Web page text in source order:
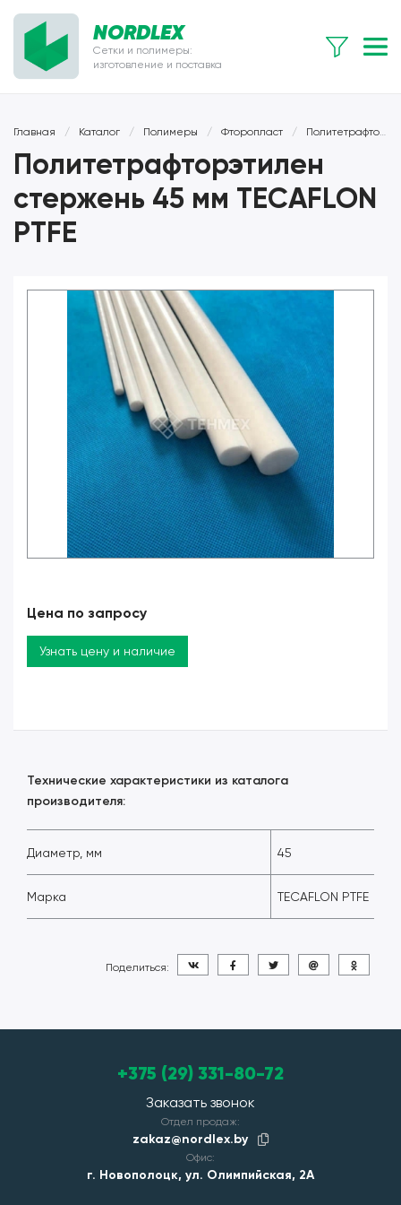
NORDLEX
Сетки и полимеры:
изготовление и поставка
Главная / Каталог / Полимеры / Фторопласт / Политетрафторэтилен (тефлон)
Политетрафторэтилен
стержень 45 мм TECAFLON
PTFE
Цена по запросу
Узнать цену и наличие
Технические характеристики из каталога
производителя:
Диаметр, мм 45
Марка TECAFLON PTFE
Поделиться:
+375 (29) 331-80-72
Заказать звонок
Отдел продаж:
zakaz@nordlex.by
Офис:
г. Новополоцк, ул. Олимпийская, 2А